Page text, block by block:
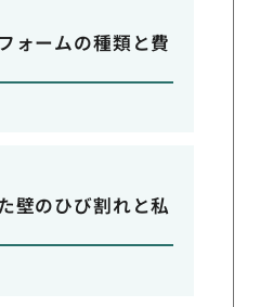
ォームの種類と費
壁のひび割れと私